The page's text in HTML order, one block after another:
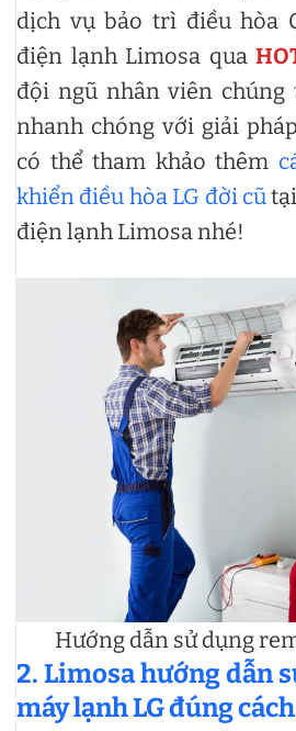
dịch vụ bảo trì điều hòa
điện lạnh Limosa qua
đội ngũ nhân viên
nhanh chóng với giải
có thể tham khảo thêm
khiển điều hòa LG đời cũ
điện lạnh Limosa nhé!
Hướng dẫn sử dụng
2. Limosa hướng dẫn
máy lạnh LG đúng